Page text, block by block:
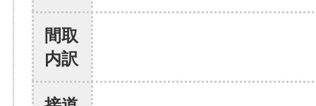
間取
内訳